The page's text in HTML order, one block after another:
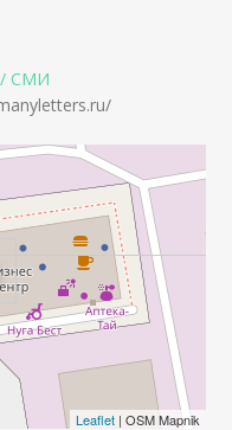
/ СМИ
Leaflet| OSM Mapnik